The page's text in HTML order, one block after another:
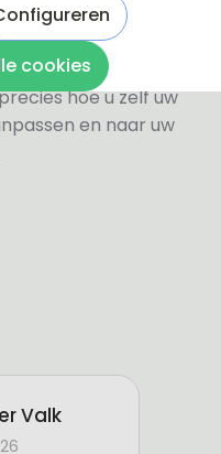
een instructie en
geeft door de
hoe u zelf uw
en naar uw
cookies